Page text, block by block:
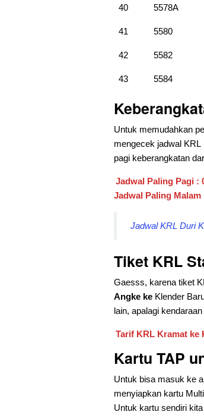
40 5578A
41 5580
42 5582
43 5584
Untuk memudahkan
mengecek jadwal KRL
pagi keberangkatan
Jadwal Paling Pagi :
Jadwal Paling Malam
Jadwal KRL Duri
Tiket KRL
Gaesss, karena tiket
Angke ke Klender
lain, apalagi kendaraan
Tarif KRL Kramat ke
Kartu TAP
Untuk bisa masuk ke
menyiapkan kartu
Untuk kartu sendiri